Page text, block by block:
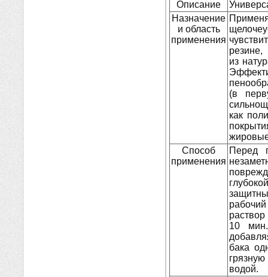
Описание
Назначение
и область
применения
из
(в
как
Способ
применения
Перед
10
бака
водой.